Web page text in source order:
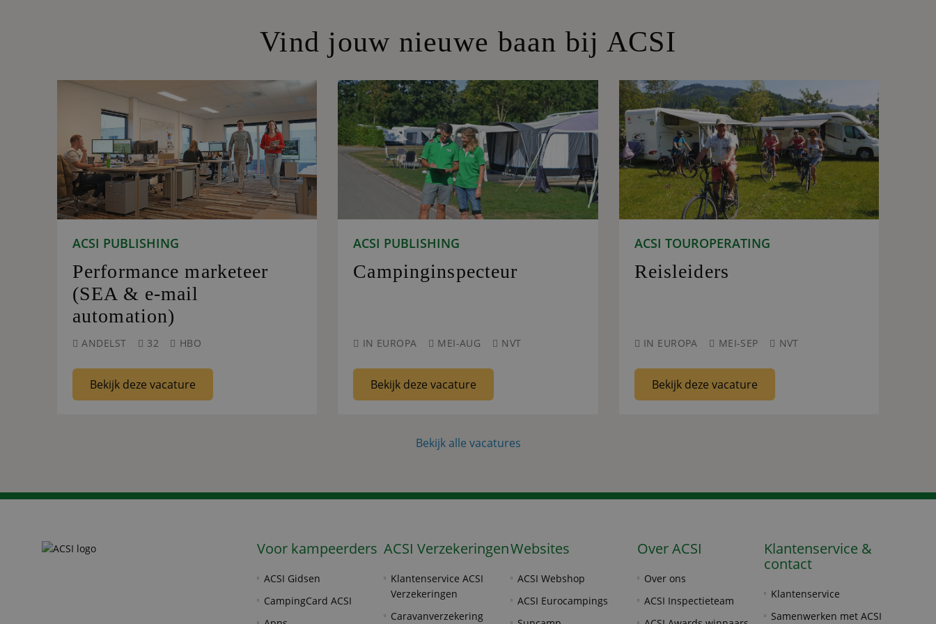
Vind jouw nieuwe baan bij ACSI
ACSI PUBLISHING
Performance marketeer
(SEA & e-mail
automation)
ANDELST 32 HBO
Bekijk deze vacature
ACSI PUBLISHING
Campinginspecteur
IN EUROPA MEI-AUG NVT
Bekijk deze vacature
ACSI TOUROPERATING
Reisleiders
IN EUROPA MEI-SEP NVT
Bekijk deze vacature
Bekijk alle vacatures
Voor kampeerders
ACSI Gidsen
CampingCard ACSI
ACSI Verzekeringen
Klantenservice ACSI
Verzekeringen
Caravanverzekering
Websites
ACSI Webshop
ACSI Eurocampings
Over ACSI
Over ons
ACSI Inspectieteam
Klantenservice &
contact
Klantenservice
Samenwerken met ACSI